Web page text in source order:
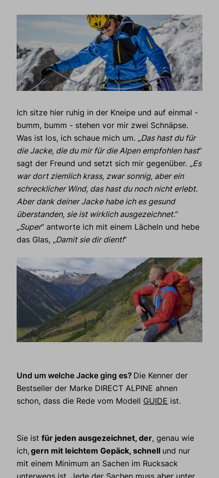
Ich sitze hier ruhig in der Kneipe und auf einmal -
bumm, bumm - stehen vor mir zwei Schnäpse.
Was ist los, ich schaue mich um. „Das hast du für
die Jacke, die du mir für die Alpen empfohlen hast“
sagt der Freund und setzt sich mir gegenüber. „Es
war dort ziemlich krass, zwar sonnig, aber ein
schrecklicher Wind, das hast du noch nicht erlebt.
Aber dank deiner Jacke habe ich es gesund
überstanden, sie ist wirklich ausgezeichnet.“
„Super“ antworte ich mit einem Lächeln und hebe
das Glas, „Damit sie dir dient!“
Und um welche Jacke ging es? Die Kenner der
Bestseller der Marke DIRECT ALPINE ahnen
schon, dass die Rede vom Modell GUIDE ist.
Sie istfür jeden ausgezeichnet, der, genau wie
ich,gern mit leichtem Gepäck, schnell und nur
mit einem Minimum an Sachen im Rucksack
unterwegs ist. Jede der Sachen muss aber unter